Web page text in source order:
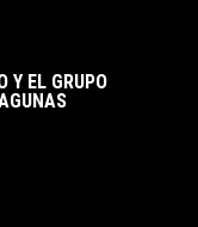
Y EL GRUPO